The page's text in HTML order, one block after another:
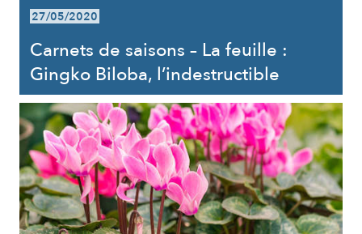
27/05/2020
Carnets de saisons – La feuille :
Gingko Biloba, l’indestructible